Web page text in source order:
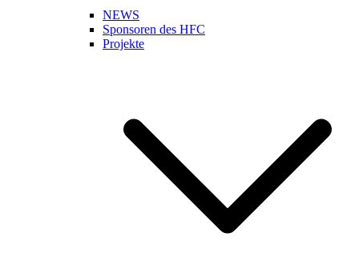
NEWS
Sponsoren des HFC
Projekte